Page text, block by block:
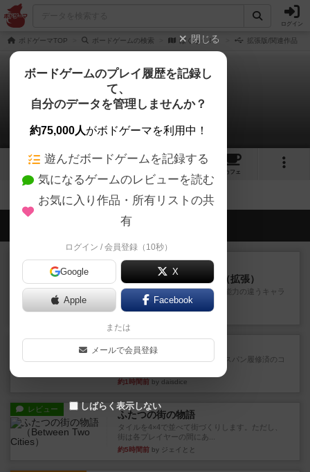
ログイン
ボドゲーマTOP ボードゲームの検索 ぼくちく！！ 拡張版/関連作品
ぼくちく！！
拡張/関連作品 0件
1 1 7
カフェ
会員の新しい投稿
レビュー
クランク! ：冒険者たち（拡張）
クランク！のプレイヤーごとに能力の違うキャラ
クターを使用できるようにな...
20分前by ぽっぽーくるっぽー
レビュー ワイアームスパン
初プレイの感想です。ウイングスパン履修済のコ
約1時間前 by daisdice
レビュー ふたつの街の物語
タイルを4×4で並べて街づくりします。ただし、
街は各プレイヤーの間にあ...
約5時間前 by ジェイとと
閉じる
ボードゲームのプレイ履歴を記録し
て、
自分のデータを管理しませんか？
約75,000人がボドゲーマを利用中！
遊んだボードゲームを記録する
気になるゲームのレビューを読む
お気に入り作品・所有リストの共
有
ログイン / 会員登録（10秒）
Google X
Apple Facebook
または
メールで会員登録
しばらく表示しない